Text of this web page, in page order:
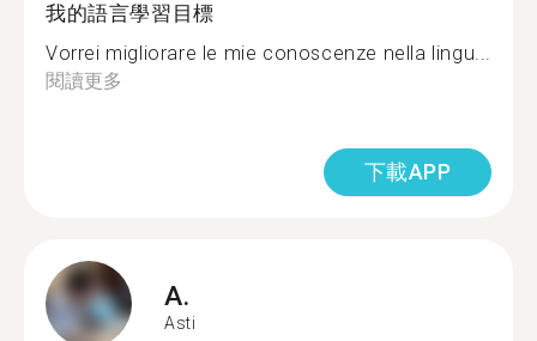
我的語言學習目標
Vorrei migliorare le mie conoscenze nella lingu...
閱讀更多
下載APP
A.
Asti